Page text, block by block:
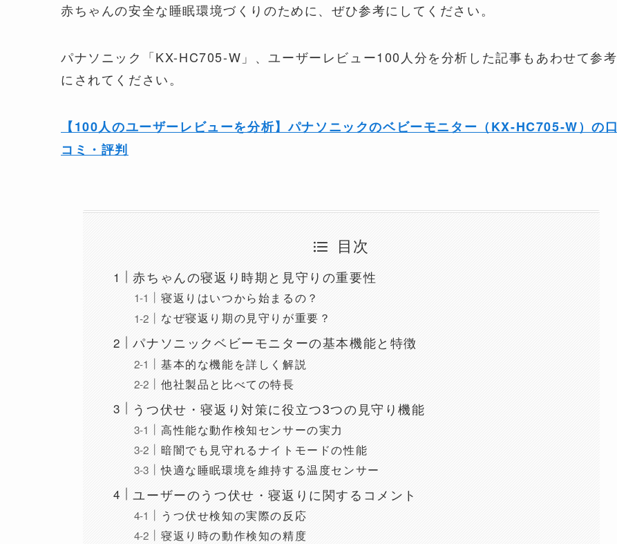
赤ちゃんの安全な睡眠環境づくりのために、ぜひ参考にしてください。
パナソニック「KX-HC705-W」、ユーザーレビュー100人分を分析した記事もあわせて参考
にされてください。
【100人のユーザーレビューを分析】パナソニックのベビーモニター（KX-HC705-W）の口
コミ・評判
目次
赤ちゃんの寝返り時期と見守りの重要性
寝返りはいつから始まるの？
なぜ寝返り期の見守りが重要？
パナソニックベビーモニターの基本機能と特徴
基本的な機能を詳しく解説
他社製品と比べての特長
うつ伏せ・寝返り対策に役立つ3つの見守り機能
高性能な動作検知センサーの実力
暗闇でも見守れるナイトモードの性能
快適な睡眠環境を維持する温度センサー
ユーザーのうつ伏せ・寝返りに関するコメント
うつ伏せ検知の実際の反応
寝返り時の動作検知の精度